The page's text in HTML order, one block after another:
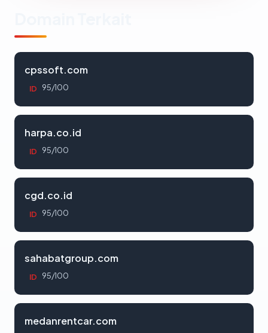
cpssoft.com
ID 95/100
harpa.co.id
ID 95/100
cgd.co.id
ID 95/100
sahabatgroup.com
ID 95/100
medanrentcar.com